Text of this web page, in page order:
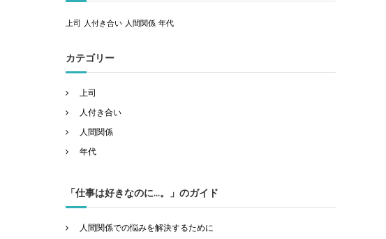
上司 人付き合い 人間関係 年代
カテゴリー
上司
人付き合い
人間関係
年代
「仕事は好きなのに…。」のガイド
人間関係での悩みを解決するために